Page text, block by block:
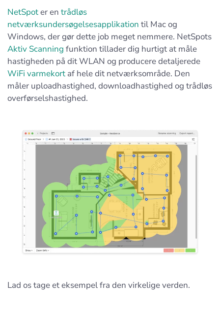
NetSpoter en trådløs
netværksundersøgelsesapplikation til Mac og
Windows, der gør dette job meget nemmere. NetSpots
Aktiv Scanning funktion tillader dig hurtigt at måle
hastigheden på dit WLAN og producere detaljerede
WiFi varmekort af hele dit netværksområde. Den
måler uploadhastighed, downloadhastighed og trådløs
overførselshastighed.
Lad os tage et eksempel fra den virkelige verden.